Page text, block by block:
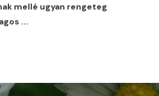
mellé ugyan rengeteg
...